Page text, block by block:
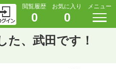
閲覧履歴
0
お気に入り
0
メニュー
た、武田です！